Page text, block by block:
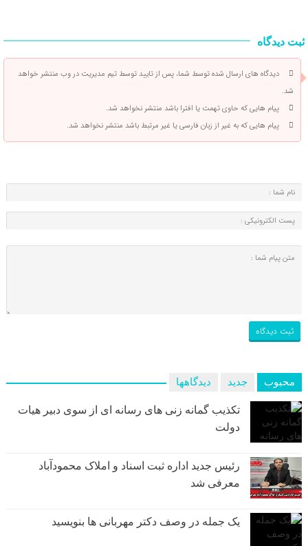
ثبت دیدگاه
دیدگاه های ارسال شده توسط شما، پس از تایید توسط تیم مدیریت در وب منتشر خواهد
شد.
پیام هایی که حاوی تهمت یا افترا باشد منتشر نخواهد شد.
پیام هایی که به غیر از زبان فارسی یا غیر مرتبط باشد منتشر نخواهد شد.
محبوب جدید دیدگاهها
تکذیب گمانه زنی های رسانه ای از سوی دبیر هیات
دولت
رئیس جدید اداره ثبت اسناد و املاک محمودآباد
معرفی شد
یک جمله در وصف دکتر مهربانی ها بنویسید